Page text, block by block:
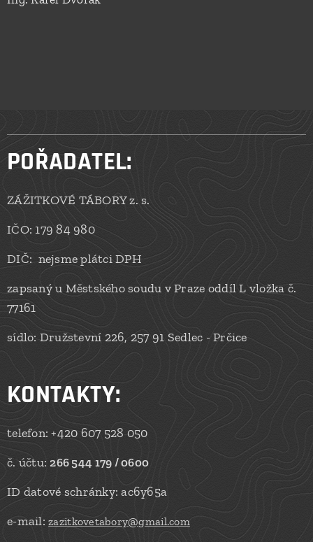
POŘADATEL:
ZÁŽITKOVÉ TÁBORY z. s.
IČO: 179 84 980
DIČ: nejsme plátci DPH
zapsaný u Městského soudu v Praze oddíl L vložka č.
77161
sídlo: Družstevní 226, 257 91 Sedlec - Prčice
KONTAKTY:
telefon: +420 607 528 050
č. účtu:266 544 179 / 0600
ID datové schránky: ac6y65a
e-mail:zazitkovetabory@gmail.com